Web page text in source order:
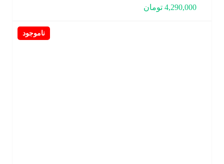
4,290,000 تومان